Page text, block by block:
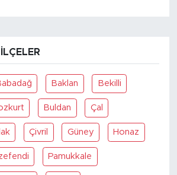
Baklan Bekilli
Buldan Çal
Çivril Güney Honaz
Pamukkale